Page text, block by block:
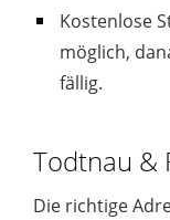
Kostenlose
möglich,
fällig.
Todtnau &
Die richtige